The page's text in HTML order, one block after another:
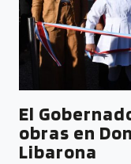
El
obras en
Libarona